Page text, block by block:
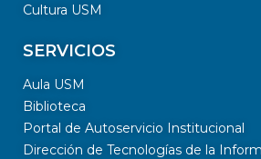
Cultura USM
SERVICIOS
Aula USM
Biblioteca
Portal de Autoservicio Institucional
Dirección de Tecnologías de la